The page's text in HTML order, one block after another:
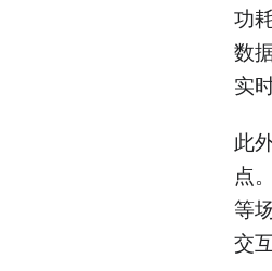
功
数
实
此
点
等
交